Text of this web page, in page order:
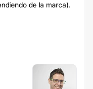
de la marca).